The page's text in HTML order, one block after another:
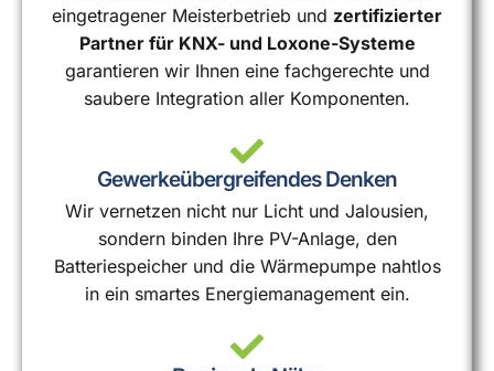
eingetragener Meisterbetrieb und zertifizierter
Partner für KNX- und Loxone-Systeme
garantieren wir Ihnen eine fachgerechte und
saubere Integration aller Komponenten.
Gewerkeübergreifendes Denken
Wir vernetzen nicht nur Licht und Jalousien,
sondern binden Ihre PV-Anlage, den
Batteriespeicher und die Wärmepumpe nahtlos
in ein smartes Energiemanagement ein.